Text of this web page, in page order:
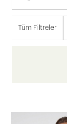
Tüm Filtreler